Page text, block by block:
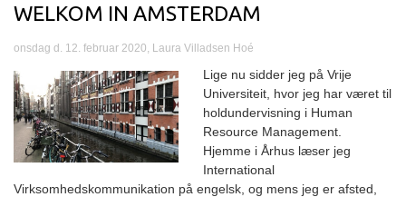
WELKOM IN AMSTERDAM
onsdag d. 12. februar 2020, Laura Villadsen Hoé
Lige nu sidder jeg på Vrije
Universiteit, hvor jeg har været til
holdundervisning i Human
Resource Management.
Hjemme i Århus læser jeg
International
Virksomhedskommunikation på engelsk, og mens jeg er afsted,